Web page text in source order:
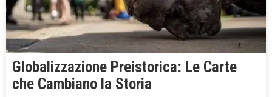
Globalizzazione Preistorica: Le Carte
che Cambiano la Storia